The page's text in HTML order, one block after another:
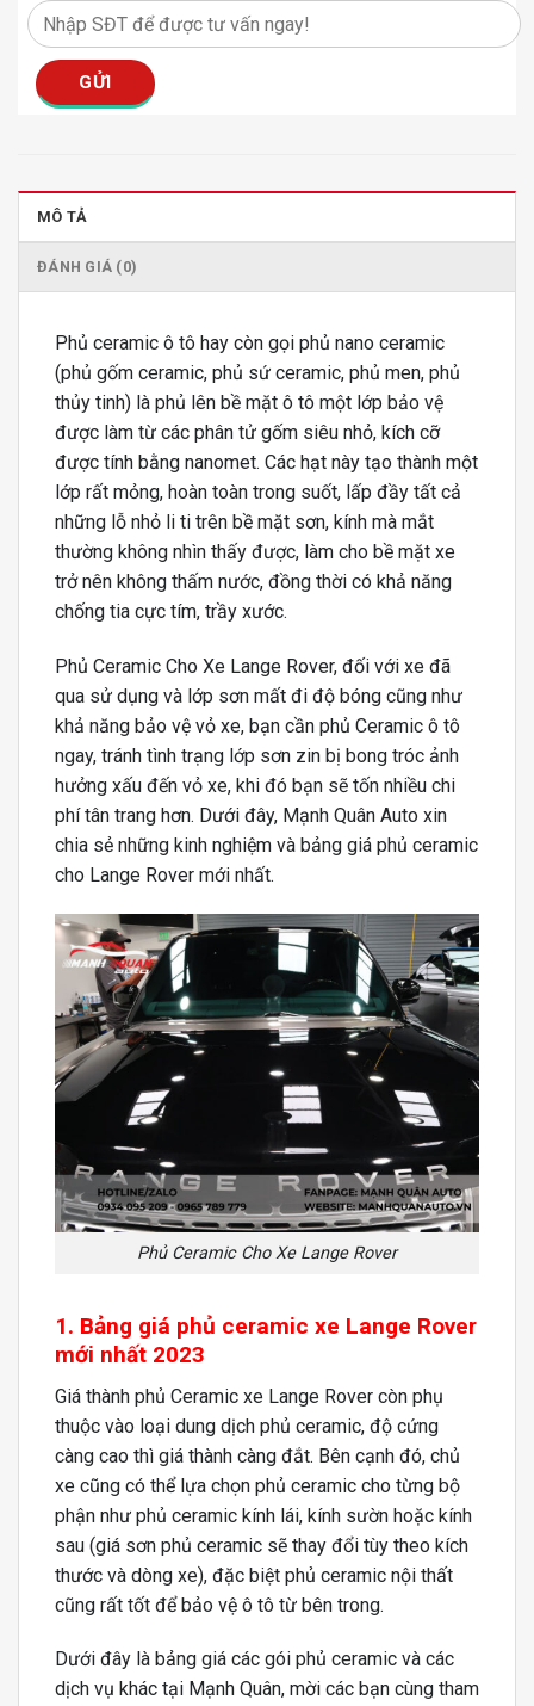
MÔ TẢ
ĐÁNH GIÁ (0)
Phủ ceramic ô tô hay còn gọi phủ nano ceramic
(phủ gốm ceramic, phủ sứ ceramic, phủ men, phủ
thủy tinh) là phủ lên bề mặt ô tô một lớp bảo vệ
được làm từ các phân tử gốm siêu nhỏ, kích cỡ
được tính bằng nanomet. Các hạt này tạo thành một
lớp rất mỏng, hoàn toàn trong suốt, lấp đầy tất cả
những lỗ nhỏ li ti trên bề mặt sơn, kính mà mắt
thường không nhìn thấy được, làm cho bề mặt xe
trở nên không thấm nước, đồng thời có khả năng
chống tia cực tím, trầy xước.
Phủ Ceramic Cho Xe Lange Rover, đối với xe đã
qua sử dụng và lớp sơn mất đi độ bóng cũng như
khả năng bảo vệ vỏ xe, bạn cần phủ Ceramic ô tô
ngay, tránh tình trạng lớp sơn zin bị bong tróc ảnh
hưởng xấu đến vỏ xe, khi đó bạn sẽ tốn nhiều chi
phí tân trang hơn. Dưới đây, Mạnh Quân Auto xin
chia sẻ những kinh nghiệm và bảng giá phủ ceramic
cho Lange Rover mới nhất.
Phủ Ceramic Cho Xe Lange Rover
1. Bảng giá phủ ceramic xe Lange Rover
mới nhất 2023
Giá thành phủ Ceramic xe Lange Rover còn phụ
thuộc vào loại dung dịch phủ ceramic, độ cứng
càng cao thì giá thành càng đắt. Bên cạnh đó, chủ
xe cũng có thể lựa chọn phủ ceramic cho từng bộ
phận như phủ ceramic kính lái, kính sườn hoặc kính
sau (giá sơn phủ ceramic sẽ thay đổi tùy theo kích
thước và dòng xe), đặc biệt phủ ceramic nội thất
cũng rất tốt để bảo vệ ô tô từ bên trong.
Dưới đây là bảng giá các gói phủ ceramic và các
dịch vụ khác tại Mạnh Quân, mời các bạn cùng tham